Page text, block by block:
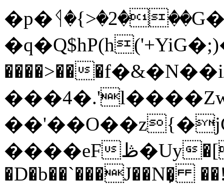
����>��
����eFڟ�Uy�[T�X����;� �;x�㏶
�D�b��`���J��N�̙